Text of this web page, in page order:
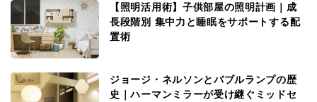
ジョージ・ネルソンとバブルランプの歴
史｜ハーマンミラーが受け継ぐミッドセ
【照明活用術】子供部屋の照明計画｜成
長段階別 集中力と睡眠をサポートする配
置術